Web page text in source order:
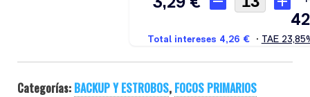
Categorías: BACKUP Y ESTROBOS, FOCOS PRIMARIOS